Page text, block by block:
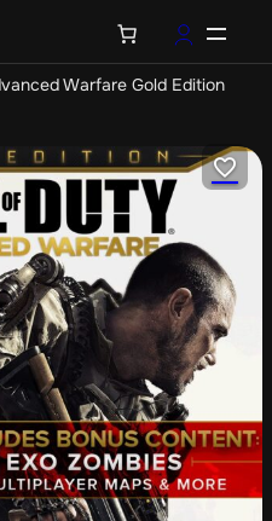
Warfare Gold Edition